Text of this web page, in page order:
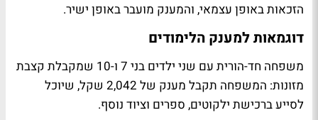
הזכאות באופן עצמאי, והמענק מועבר באופן ישיר.
דוגמאות למענק הלימודים
משפחה חד-הורית עם שני ילדים בני 7 ו-10 שמקבלת קצבת
מזונות: המשפחה תקבל מענק של 2,042 שקל, שיוכל
לסייע ברכישת ילקוטים, ספרים וציוד נוסף.